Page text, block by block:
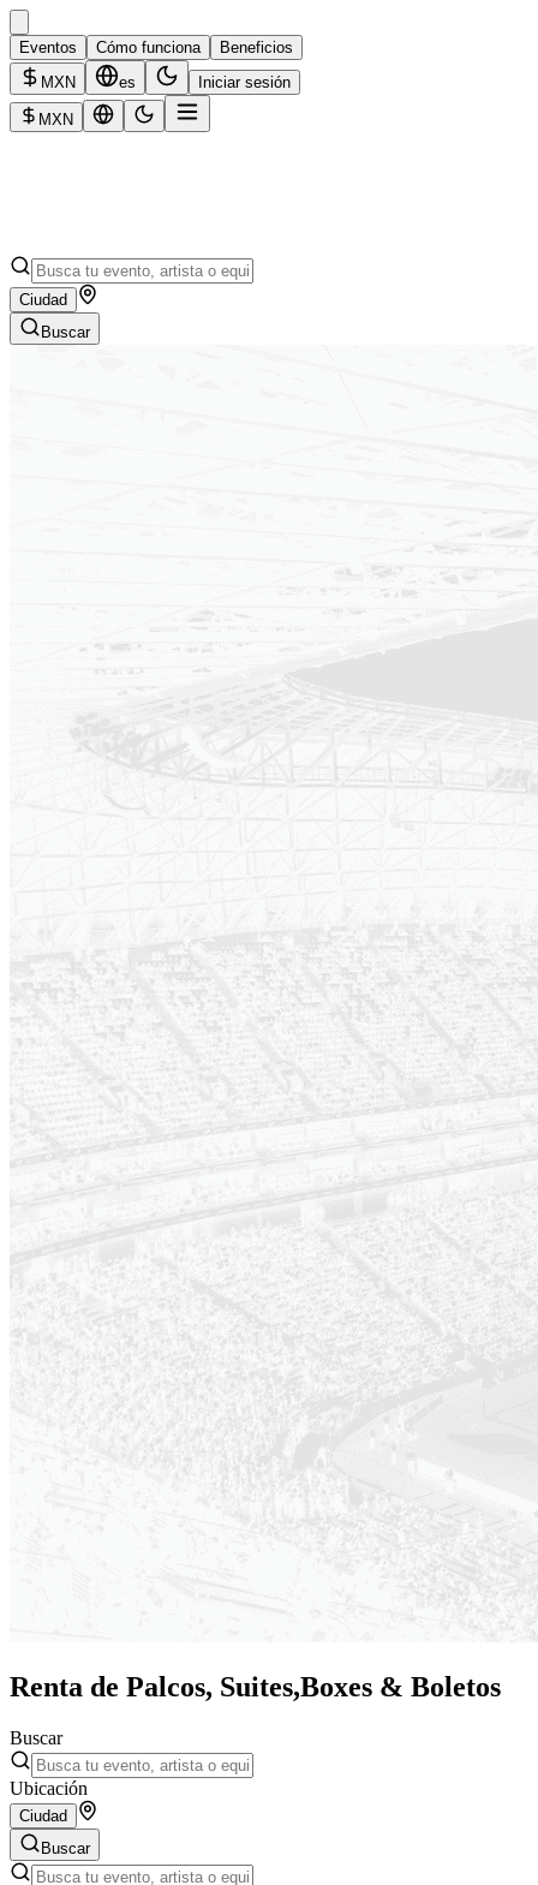
Eventos Cómo funciona
Beneficios
MXN
es Iniciar sesión
MXN
Ciudad
Buscar
Renta de Palcos, Suites,Boxes & Boletos
Buscar
Ubicación
Ciudad
Buscar